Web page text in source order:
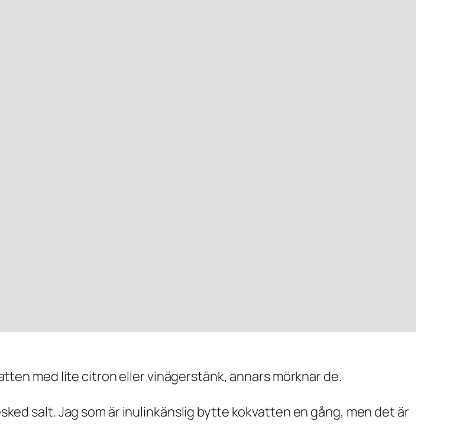
med lite citron eller vinägerstänk, annars mörknar de.
salt. Jag som är inulinkänslig bytte kokvatten en gång, men det är